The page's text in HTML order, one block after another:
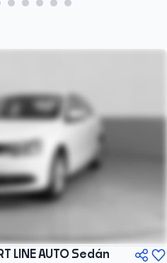
LINE AUTO Sedán